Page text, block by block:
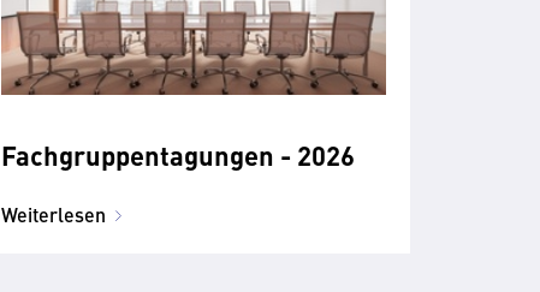
Fachgruppentagungen - 2026
Weiterlesen